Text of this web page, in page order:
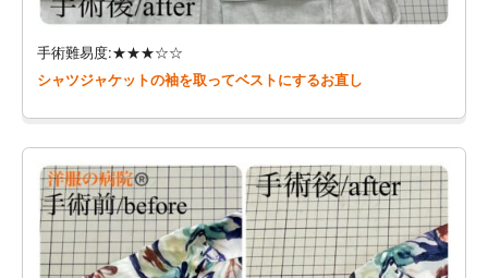
手術難易度:★★★☆☆
シャツジャケットの袖を取ってベストにするお直し